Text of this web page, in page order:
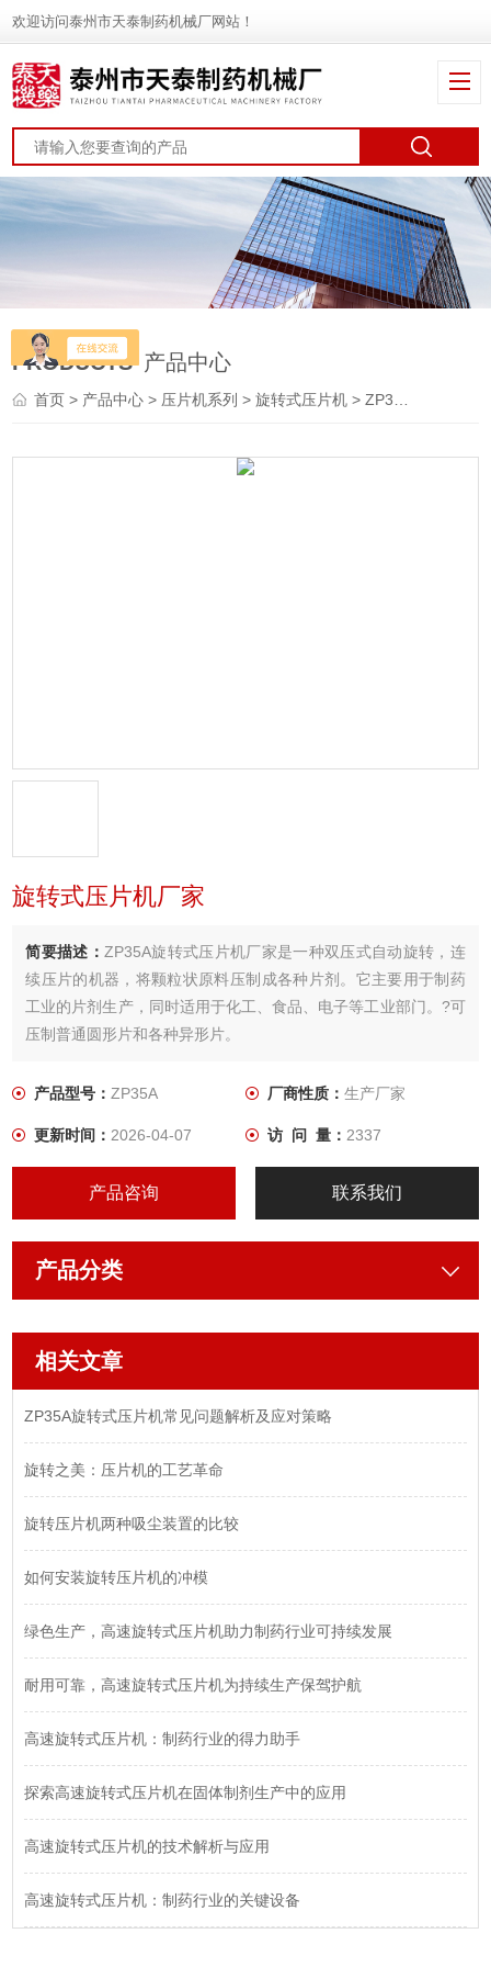
欢迎访问泰州市天泰制药机械厂网站！
PRODUCTS 产品中心
首页> 产品中心 > 压片机系列 >旋转式压片机 > ZP35A旋转式压片机厂家
旋转式压片机厂家
简要描述： ZP35A旋转式压片机厂家是一种双压式自动旋转，连
续压片的机器，将颗粒状原料压制成各种片剂。它主要用于制药
工业的片剂生产，同时适用于化工、食品、电子等工业部门。?可
压制普通圆形片和各种异形片。
产品型号：ZP35A 厂商性质： 生产厂家
更新时间：2026-04-07 访 问 量： 2337
产品咨询 联系我们
产品分类
相关文章
ZP35A旋转式压片机常见问题解析及应对策略
旋转之美：压片机的工艺革命
旋转压片机两种吸尘装置的比较
如何安装旋转压片机的冲模
绿色生产，高速旋转式压片机助力制药行业可持续发展
耐用可靠，高速旋转式压片机为持续生产保驾护航
高速旋转式压片机：制药行业的得力助手
探索高速旋转式压片机在固体制剂生产中的应用
高速旋转式压片机的技术解析与应用
高速旋转式压片机：制药行业的关键设备